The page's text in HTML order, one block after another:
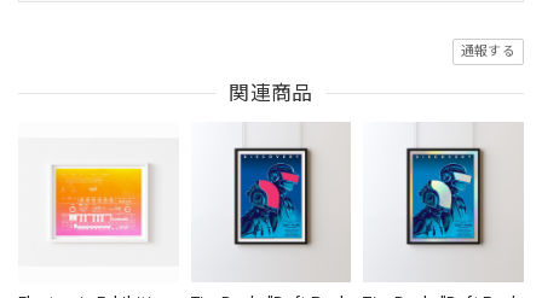
通報する
関連商品